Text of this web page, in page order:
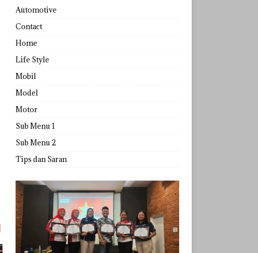
Automotive
Contact
Home
Life Style
Mobil
Model
Motor
Sub Menu 1
Sub Menu 2
Tips dan Saran